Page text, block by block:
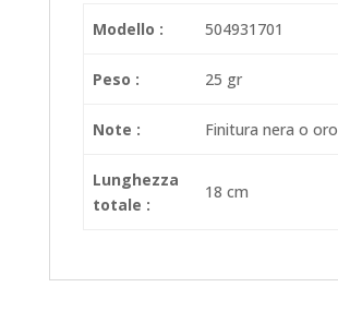
Modello : 504931701
Peso : 25 gr
Note : Finitura nera o oro
Lunghezza
totale :
18 cm